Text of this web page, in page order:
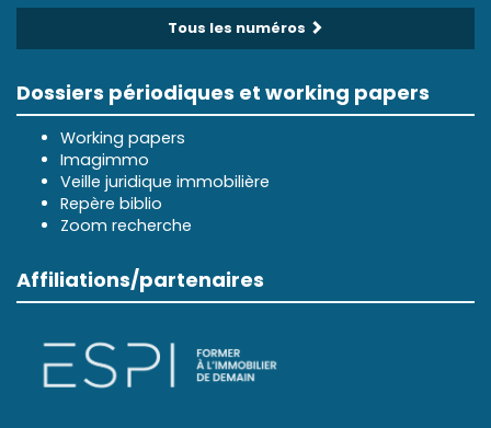
Tous les numéros
Dossiers périodiques et working papers
Working papers
Imagimmo
Veille juridique immobilière
Repère biblio
Zoom recherche
Affiliations/partenaires